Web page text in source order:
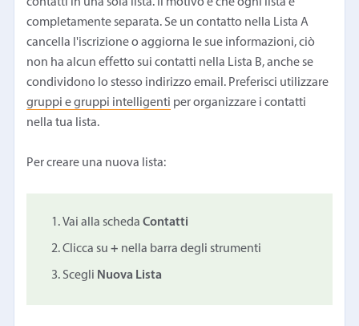
completamente separata. Se un contatto nella Lista A
cancella l'iscrizione o aggiorna le sue informazioni, ciò
non ha alcun effetto sui contatti nella Lista B, anche se
condividono lo stesso indirizzo email. Preferisci utilizzare
gruppi e gruppi intelligenti per organizzare i contatti
nella tua lista.
Per creare una nuova lista:
Vai alla schedaContatti
Clicca su+ nella barra degli strumenti
Scegli Nuova Lista